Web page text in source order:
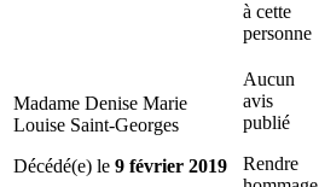
à cette
personne
Madame Denise Marie
Louise Saint-Georges
Décédé(e) le 9 février 2019
Aucun
avis
publié
Rendre